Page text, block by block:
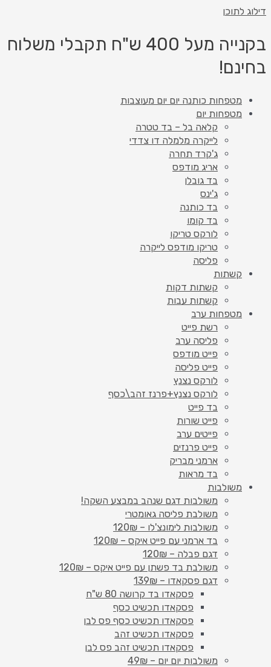
דילוג לתוכן
בקנייה מעל 400 ש"ח תקבלי משלוח
בחינם!
מטפחות כותנה יום יום מעוצבות
מטפחות יום
קלאה בל – בד טטרה
לייקרה מלמלה דו צדדי
ג'קרד תחרה
אריג מודפס
בד גובלן
ג'ינס
בד כותנה
בד קומו
לורקס טריקו
טריקו מודפס לייקרה
פליסה
קשתות
קשתות דקות
קשתות עבות
מטפחות ערב
רשת פייט
פליסה ערב
פייט מודפס
פייט פליסה
לורקס נצנץ
לורקס נצנץ+פרנז זהב\כסף
בד פייט
פייט שורות
פייטים ערב
פייט פרנזים
ארמני מבריק
בד מראות
משולבות
משולבות דגם שנהב במבצע השקה!
משולבת פליסה גאומטרי
משולבות לימונצ'לו – 120₪
בד ארמני עם פייט איקס – 120₪
דגם פבלה – 120₪
משולבת בד פשתן עם פייט איקס – 120₪
דגם פסקאדו – 139₪
פסקאדו בד קרושה 80 ש"ח
פסקאדו תכשיט כסף
פסקאדו תכשיט כסף פס לבן
פסקאדו תכשיט זהב
פסקאדו תכשיט זהב פס לבן
משולבות יום יום – 49₪